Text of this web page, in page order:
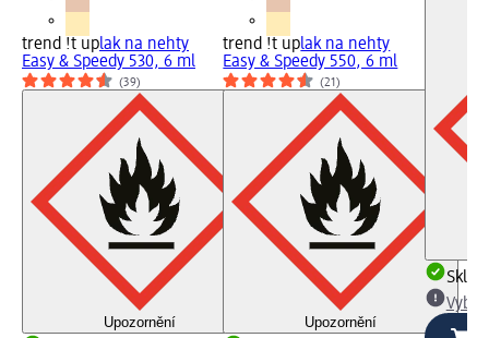
trend !t uplak na nehty
Easy & Speedy 530, 6 ml
(39)
Upozornění
trend !t uplak na nehty
Easy & Speedy 550, 6 ml
(21)
Upozornění